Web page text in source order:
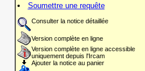
Soumettre une requête
Consulter la notice détaillée
Version complète en ligne
Version complète en ligne accessible
uniquement depuis l'Ircam
Ajouter la notice au panier